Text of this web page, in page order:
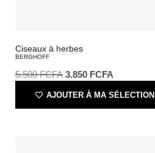
Ciseaux à herbes
BERGHOFF
5.500FCFA 3.850 FCFA
AJOUTER À MA SÉLECTION